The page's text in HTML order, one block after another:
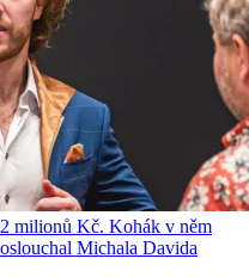
milionů Kč. Kohák v něm
Michala Davida